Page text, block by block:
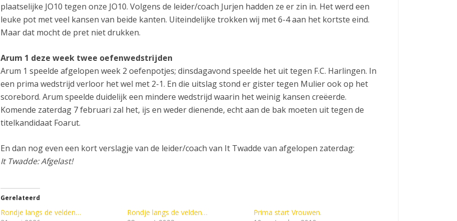
plaatselijke JO10 tegen onze JO10. Volgens de leider/coach Jurjen hadden ze er zin in. Het werd een
leuke pot met veel kansen van beide kanten. Uiteindelijke trokken wij met 6-4 aan het kortste eind.
Maar dat mocht de pret niet drukken.
Arum 1 deze week twee oefenwedstrijden
Arum 1 speelde afgelopen week 2 oefenpotjes; dinsdagavond speelde het uit tegen F.C. Harlingen. In
een prima wedstrijd verloor het wel met 2-1. En die uitslag stond er gister tegen Mulier ook op het
scorebord. Arum speelde duidelijk een mindere wedstrijd waarin het weinig kansen creëerde.
Komende zaterdag 7 februari zal het, ijs en weder dienende, echt aan de bak moeten uit tegen de
titelkandidaat Foarut.
En dan nog even een kort verslagje van de leider/coach van It Twadde van afgelopen zaterdag:
It Twadde: Afgelast!
Gerelateerd
Rondje langs de velden…
Rondje langs de velden…
Prima start Vrouwen.